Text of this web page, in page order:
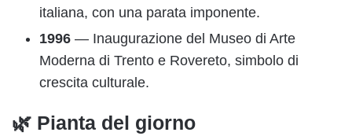
italiana, con una parata imponente.
1996 — Inaugurazione del Museo di Arte
Moderna di Trento e Rovereto, simbolo di
crescita culturale.
🌿 Pianta del giorno